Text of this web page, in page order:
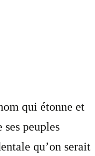
qui étonne et
peuples
qu’on serait